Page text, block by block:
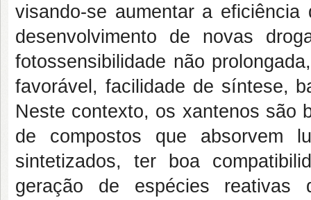
visando-se aumentar a
desenvolvimento de novas
fotossensibilidade não
favorável, facilidade de síntese,
Neste contexto, os xantenos são
de compostos que absorvem
sintetizados, ter boa
geração de espécies